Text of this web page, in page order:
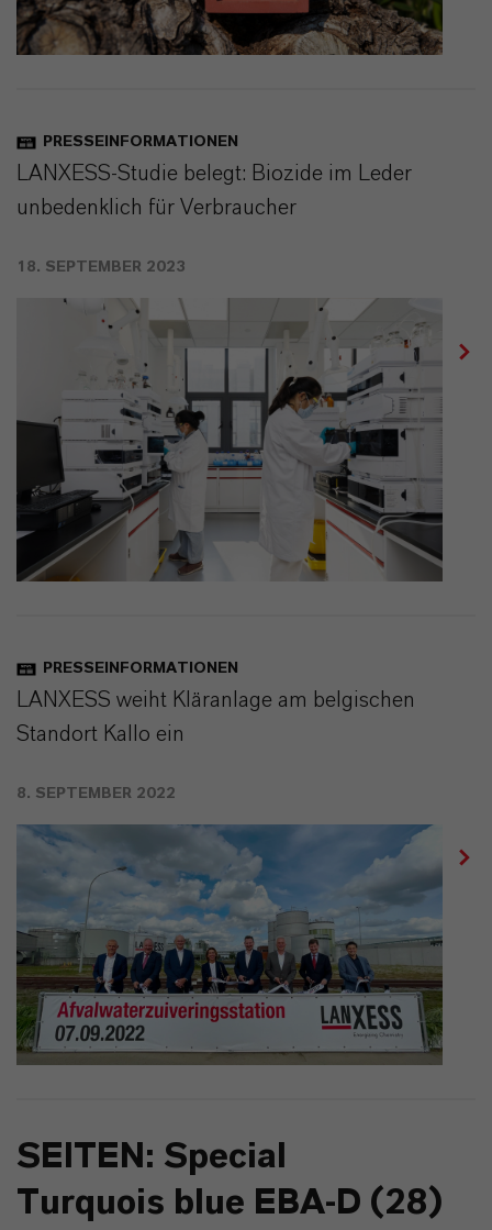
PRESSEINFORMATIONEN
LANXESS-Studie belegt: Biozide im Leder
unbedenklich für Verbraucher
18. SEPTEMBER 2023
PRESSEINFORMATIONEN
LANXESS weiht Kläranlage am belgischen
Standort Kallo ein
8. SEPTEMBER 2022
SEITEN: Special
Turquois blue EBA-D (28)